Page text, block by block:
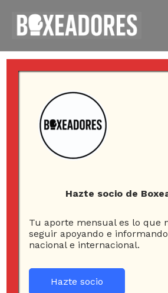
NOTICIAS
MENORES Y ESTÁ ESTABLE
Hazte socio de
Tu aporte mensual es lo que
seguir apoyando e
nacional e internacional.
Hazte socio